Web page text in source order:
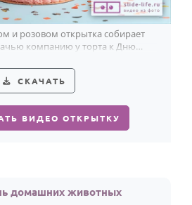
и розовом открытка собирает
компанию у торта к Дню
СКАЧАТЬ
ВИДЕО ОТКРЫТКУ
домашних животных